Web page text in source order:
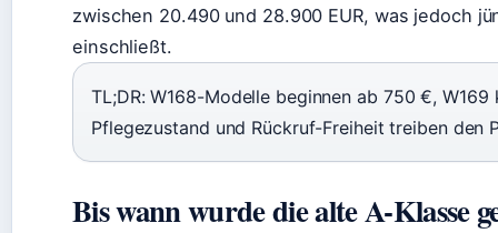
zwischen 20.490 und 28.900 EUR, was jedoch
einschließt.
TL;DR: W168-Modelle beginnen ab 750 €,
Pflegezustand und Rückruf-Freiheit treiben den
Bis wann wurde die alte A-Klasse